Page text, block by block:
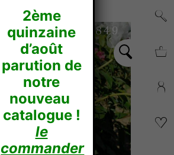
2ème
quinzaine
d’août
parution de
notre
nouveau
catalogue !
le
commander